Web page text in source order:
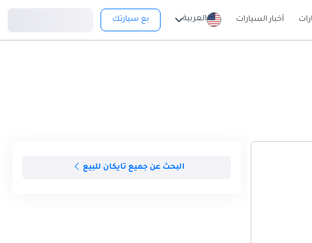
أخبار السيارات العربية بع سيارتك
البحث عن جميع تايكان للبيع